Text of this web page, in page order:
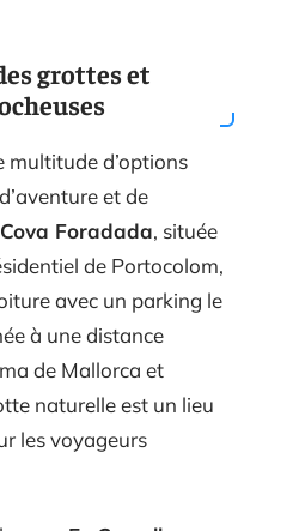
grottes et
multitude d’options
et de
Foradada, située
de Portocolom,
avec un parking le
à une distance
de Mallorca et
naturelle est un lieu
les voyageurs